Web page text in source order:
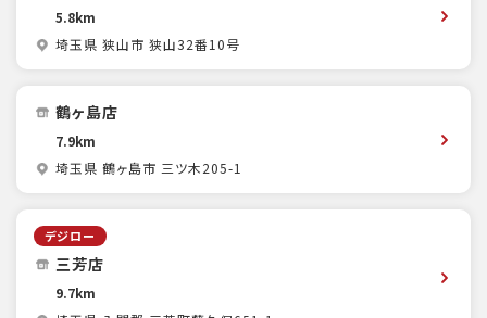
5.8km
埼玉県 狭山市 狭山32番10号
鶴ヶ島店
7.9km
埼玉県 鶴ヶ島市 三ツ木205-1
デジロー
三芳店
9.7km